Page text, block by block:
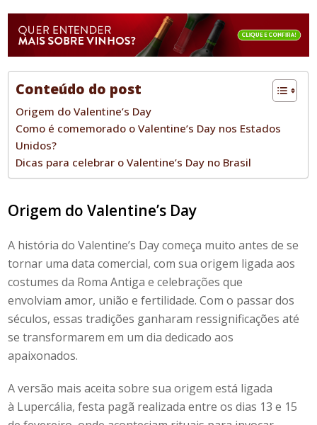
Conteúdo do post
Origem do Valentine’s Day
Como é comemorado o Valentine’s Day nos Estados
Unidos?
Dicas para celebrar o Valentine’s Day no Brasil
Origem doValentine’s Day
A história doValentine’s Daycomeça muito antes de se
tornar uma data comercial, com sua origem ligada aos
costumes da Roma Antiga e celebrações que
envolviam amor, união e fertilidade. Com o passar dos
séculos, essas tradições ganharam ressignificações até
se transformarem em um dia dedicado aos
apaixonados.
A versão mais aceita sobre sua origem está ligada
à Lupercália, festa pagã realizada entre os dias 13 e 15